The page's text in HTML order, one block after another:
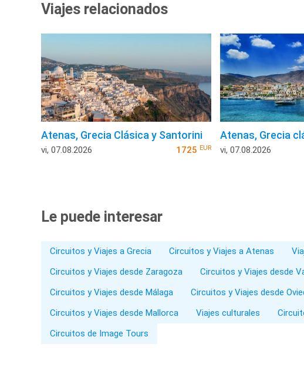
Viajes relacionados
Atenas, Grecia Clásica y Santorini
vi, 07.08.2026 1725 EUR
Atenas, Grecia
vi, 07.08.2026
Le puede interesar
Circuitos y Viajes a Grecia Circuitos y Viajes a Atenas
Circuitos y Viajes desde Zaragoza
Circuitos y Viajes desde
Circuitos y Viajes desde Málaga
Circuitos y Viajes desde
Circuitos y Viajes desde Mallorca
Viajes culturales
Circuitos de Image Tours